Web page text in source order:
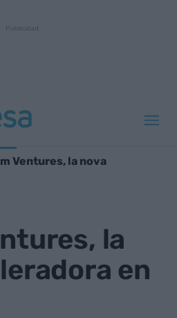
Ventures, la nova
la
en